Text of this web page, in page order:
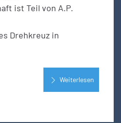
ist Teil von A.P.
Drehkreuz in
Weiterlesen